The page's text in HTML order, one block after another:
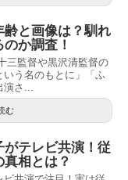
と画像は？馴れ
か調査！
三監督や黒沢清監督の
う名のもとに」「ふ
演さ...
む
テレビ共演！従
相とは？